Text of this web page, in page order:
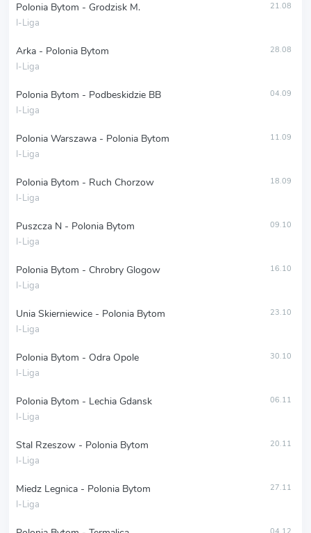
Polonia Bytom - Grodzisk M.
I-Liga
21.08
Arka - Polonia Bytom
I-Liga
28.08
Polonia Bytom - Podbeskidzie BB
I-Liga
04.09
Polonia Warszawa - Polonia Bytom
I-Liga
11.09
Polonia Bytom - Ruch Chorzow
I-Liga
18.09
Puszcza N - Polonia Bytom
I-Liga
09.10
Polonia Bytom - Chrobry Glogow
I-Liga
16.10
Unia Skierniewice - Polonia Bytom
I-Liga
23.10
Polonia Bytom - Odra Opole
I-Liga
30.10
Polonia Bytom - Lechia Gdansk
I-Liga
06.11
Stal Rzeszow - Polonia Bytom
I-Liga
20.11
Miedz Legnica - Polonia Bytom
I-Liga
27.11